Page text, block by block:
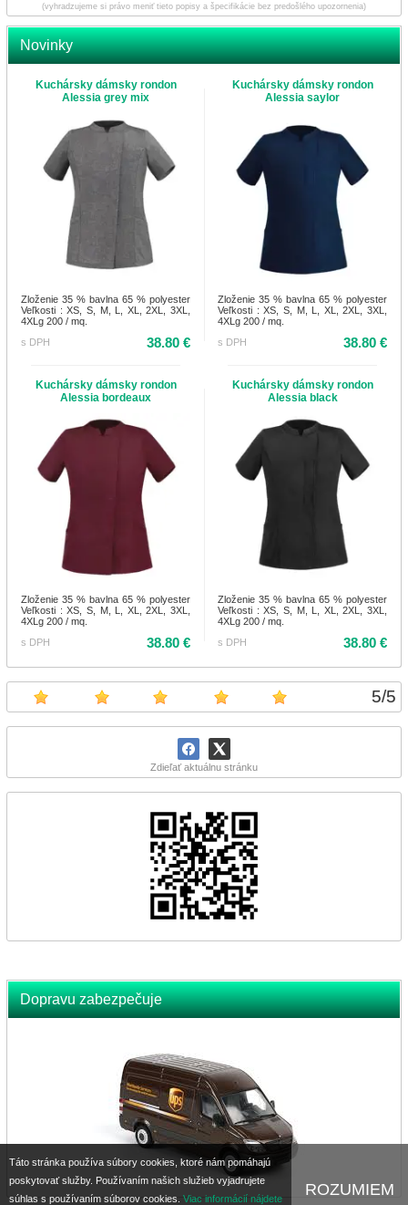
5/5
Zdieľať aktuálnu stránku
Dopravu zabezpečuje
(vyhradzujeme si právo meniť tieto popisy a špecifikácie bez predošlého upozornenia)
Novinky
Kuchársky dámsky rondon
Alessia grey mix
Zloženie 35 % bavlna 65 % polyester
Veľkosti : XS, S, M, L, XL, 2XL, 3XL,
4XLg 200 / mq.
s DPH
38.80 €
Kuchársky dámsky rondon
Alessia saylor
Zloženie 35 % bavlna 65 % polyester
Veľkosti : XS, S, M, L, XL, 2XL, 3XL,
4XLg 200 / mq.
s DPH
38.80 €
Kuchársky dámsky rondon
Alessia bordeaux
Zloženie 35 % bavlna 65 % polyester
Veľkosti : XS, S, M, L, XL, 2XL, 3XL,
4XLg 200 / mq.
s DPH
38.80 €
Kuchársky dámsky rondon
Alessia black
Zloženie 35 % bavlna 65 % polyester
Veľkosti : XS, S, M, L, XL, 2XL, 3XL,
4XLg 200 / mq.
s DPH
38.80 €
Táto stránka používa súbory cookies, ktoré nám pomáhajú
poskytovať služby. Používaním našich služieb vyjadrujete
súhlas s používaním súborov cookies. Viac informácií nájdete ROZUMIEM